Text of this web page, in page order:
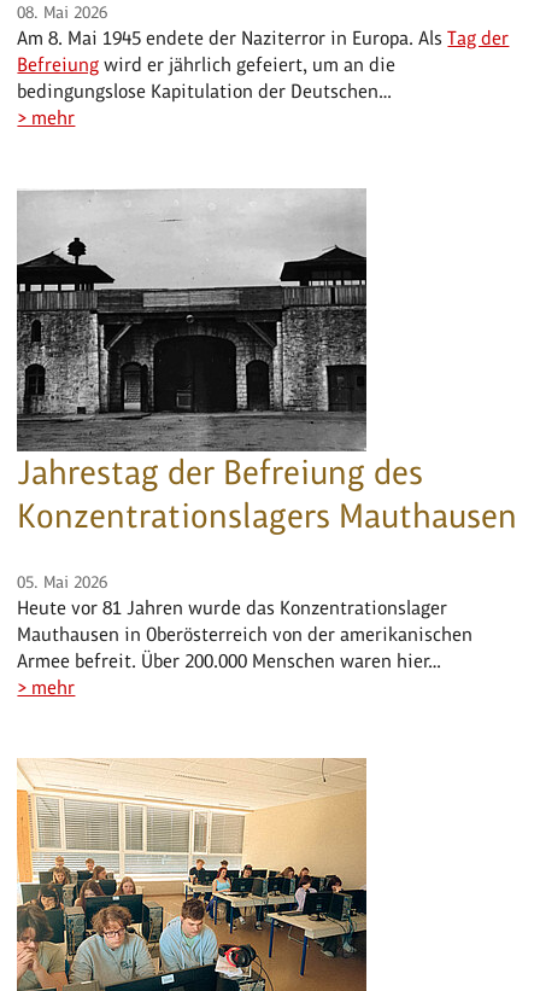
08. Mai 2026
Am 8. Mai 1945 endete der Naziterror in Europa. AlsTag der
Befreiung wird er jährlich gefeiert, um an die
bedingungslose Kapitulation der Deutschen…
> mehr
Jahrestag der Befreiung des
Konzentrationslagers Mauthausen
05. Mai 2026
Heute vor 81 Jahren wurde das Konzentrationslager
Mauthausen in Oberösterreich von der amerikanischen
Armee befreit. Über 200.000 Menschen waren hier…
> mehr